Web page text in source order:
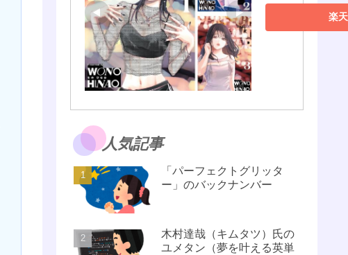
楽
人気記事
「パーフェクトグリッタ
ー」のバックナンバー
木村達哉（キムタツ）氏の
ユメタン（夢を叶える英単